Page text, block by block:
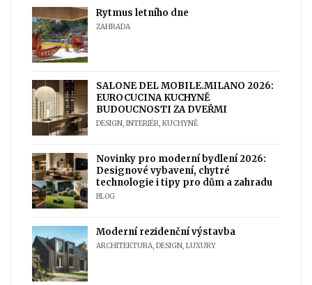
Rytmus letního dne
ZAHRADA
SALONE DEL MOBILE.MILANO 2026:
EUROCUCINA KUCHYNĚ
BUDOUCNOSTI ZA DVEŘMI
DESIGN, INTERIÉR, KUCHYNĚ
Novinky pro moderní bydlení 2026:
Designové vybavení, chytré
technologie i tipy pro dům a zahradu
BLOG
Moderní rezidenční výstavba
ARCHITEKTURA, DESIGN, LUXURY